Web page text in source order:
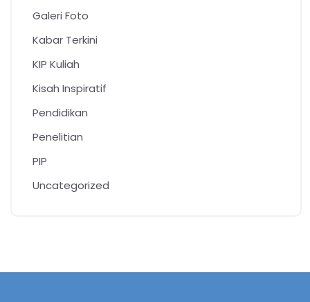
Galeri Foto
Kabar Terkini
KIP Kuliah
Kisah Inspiratif
Pendidikan
Penelitian
PIP
Uncategorized